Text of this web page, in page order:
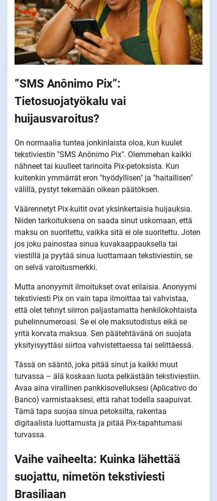
”SMS Anônimo Pix”:
Tietosuojatyökalu vai
huijausvaroitus?
On normaalia tuntea jonkinlaista oloa, kun kuulet
tekstiviestin "SMS Anônimo Pix". Olemmehan kaikki
nähneet tai kuulleet tarinoita Pix-petoksista. Kun
kuitenkin ymmärrät eron "hyödyllisen" ja "haitallisen"
välillä, pystyt tekemään oikean päätöksen.
Väärennetyt Pix-kuitit ovat yksinkertaisia huijauksia.
Niiden tarkoituksena on saada sinut uskomaan, että
maksu on suoritettu, vaikka sitä ei ole suoritettu. Joten
jos joku painostaa sinua kuvakaappauksella tai
viestillä ja pyytää sinua luottamaan tekstiviestiin, se
on selvä varoitusmerkki.
Mutta anonyymit ilmoitukset ovat erilaisia. Anonyymi
tekstiviesti Pix on vain tapa ilmoittaa tai vahvistaa,
että olet tehnyt siirron paljastamatta henkilökohtaista
puhelinnumeroasi. Se ei ole maksutodistus eikä se
yritä korvata maksua. Sen päätehtävänä on suojata
yksityisyyttäsi siirtoa vahvistettaessa tai selittäessä.
Tässä on sääntö, joka pitää sinut ja kaikki muut
turvassa – älä koskaan luota pelkästään tekstiviestiin.
Avaa aina virallinen pankkisovelluksesi (Aplicativo do
Banco) varmistaaksesi, että rahat todella saapuivat.
Tämä tapa suojaa sinua petoksilta, rakentaa
digitaalista luottamusta ja pitää Pix-tapahtumasi
turvassa.
Vaihe vaiheelta: Kuinka lähettää
suojattu, nimetön tekstiviesti
Brasiliaan